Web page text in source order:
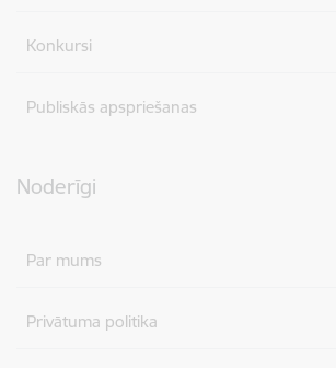
Konkursi
Publiskās apspriešanas
Noderīgi
Par mums
Privātuma politika